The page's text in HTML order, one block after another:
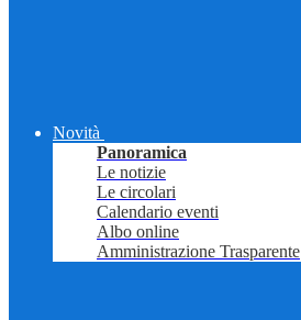
Novità
Panoramica
Le notizie
Le circolari
Calendario eventi
Albo online
Amministrazione Trasparente